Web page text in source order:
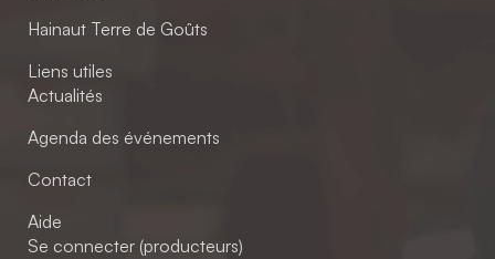
Hainaut Terre de Goûts
Liens utiles
Actualités
Agenda des événements
Contact
Aide
Se connecter (producteurs)